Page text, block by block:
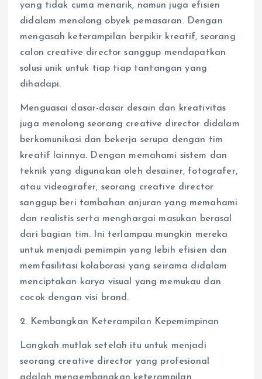
yang tidak cuma menarik, namun juga efisien
didalam menolong obyek pemasaran. Dengan
mengasah keterampilan berpikir kreatif, seorang
calon creative director sanggup mendapatkan
solusi unik untuk tiap tiap tantangan yang
dihadapi.
Menguasai dasar-dasar desain dan kreativitas
juga menolong seorang creative director didalam
berkomunikasi dan bekerja serupa dengan tim
kreatif lainnya. Dengan memahami sistem dan
teknik yang digunakan oleh desainer, fotografer,
atau videografer, seorang creative director
sanggup beri tambahan anjuran yang memahami
dan realistis serta menghargai masukan berasal
dari bagian tim. Ini terlampau mungkin mereka
untuk menjadi pemimpin yang lebih efisien dan
memfasilitasi kolaborasi yang seirama didalam
menciptakan karya visual yang memukau dan
cocok dengan visi brand.
2. Kembangkan Keterampilan Kepemimpinan
Langkah mutlak setelah itu untuk menjadi
seorang creative director yang profesional